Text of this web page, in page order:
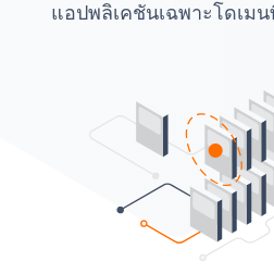
แอปพลิเคชันเฉพาะโดเม